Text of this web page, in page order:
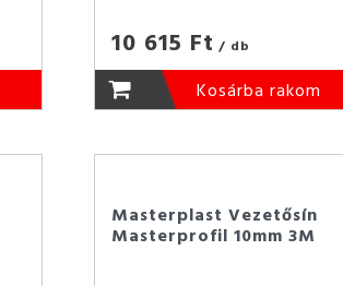
10 615 Ft / db
Kosárba rakom
Masterplast Vezetősín
Masterprofil 10mm 3M